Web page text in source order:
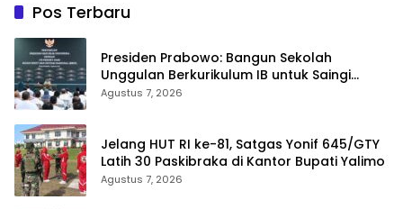
Pos Terbaru
Presiden Prabowo: Bangun Sekolah
Unggulan Berkurikulum IB untuk Saingi
Dunia
Agustus 7, 2026
Jelang HUT RI ke-81, Satgas Yonif 645/GTY
Latih 30 Paskibraka di Kantor Bupati Yalimo
Agustus 7, 2026